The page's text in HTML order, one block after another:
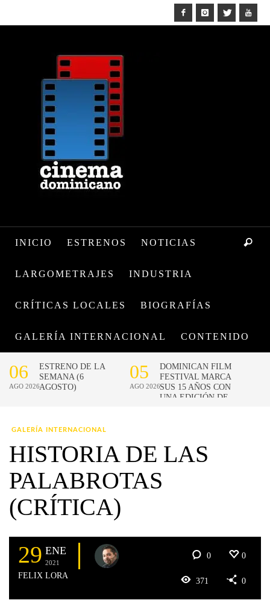
INICIO ESTRENOS NOTICIAS
LARGOMETRAJES INDUSTRIA
CRÍTICAS LOCALES BIOGRAFÍAS
GALERÍA INTERNACIONAL CONTENIDO
GALERÍA INTERNACIONAL
HISTORIA DE LAS
PALABROTAS
(CRÍTICA)
29 ENE
2021
FELIX LORA
0 0
371 0